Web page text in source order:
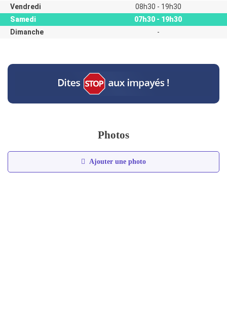
Vendredi
08h30 - 19h30
Samedi
07h30 - 19h30
Dimanche
-
Photos
Ajouter une photo